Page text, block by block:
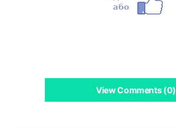
View Comments (0)